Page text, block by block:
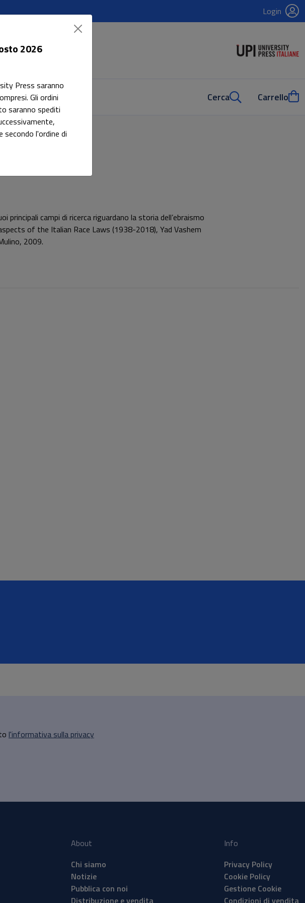
Login
noi Cerca Carrello
campi di ricerca riguardano la storia dell’ebraismo
of the Italian Race Laws (1938-2018), Yad Vashem
2009.
l'informativa sulla privacy
About
Chi siamo
Notizie
Pubblica con noi
Distribuzione e vendita
Info
Privacy Policy
Cookie Policy
Gestione Cookie
Condizioni di vendita
2026
Press saranno
Gli ordini
saranno spediti
l'ordine di